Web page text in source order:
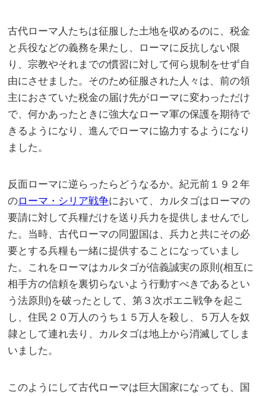
古代ローマ人たちは征服した土地を収めるのに、税金
と兵役などの義務を果たし、ローマに反抗しない限
り、宗教やそれまでの慣習に対して何ら規制をせず自
由にさせました。そのため征服された人々は、前の領
主におさていた税金の届け先がローマに変わっただけ
で、何かあったときに強大なローマ軍の保護を期待で
きるようになり、進んでローマに協力するようになり
ました。
反面ローマに逆らったらどうなるか。紀元前１９２年
のローマ・シリア戦争において、カルタゴはローマの
要請に対して兵糧だけを送り兵力を提供しませんでし
た。当時、古代ローマの同盟国は、兵力と共にその必
要とする兵糧も一緒に提供することになっていまし
た。これをローマはカルタゴが信義誠実の原則(相互に
相手方の信頼を裏切らないよう行動すべきであるとい
う法原則)を破ったとして、第３次ポエニ戦争を起こ
し、住民２０万人のうち１５万人を殺し、５万人を奴
隷として連れ去り、カルタゴは地上から消滅してしま
いました。
このようにして古代ローマは巨大国家になっても、国